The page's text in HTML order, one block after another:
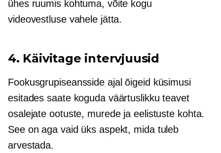
ühes ruumis kohtuma, võite kogu
videovestluse vahele jätta.
4. Käivitage intervjuusid
Fookusgrupiseansside ajal õigeid küsimusi
esitades saate koguda väärtuslikku teavet
osalejate ootuste, murede ja eelistuste kohta.
See on aga vaid üks aspekt, mida tuleb
arvestada.